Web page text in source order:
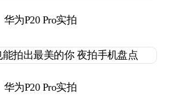
华为P20 Pro实拍
华为P20 Pro实拍